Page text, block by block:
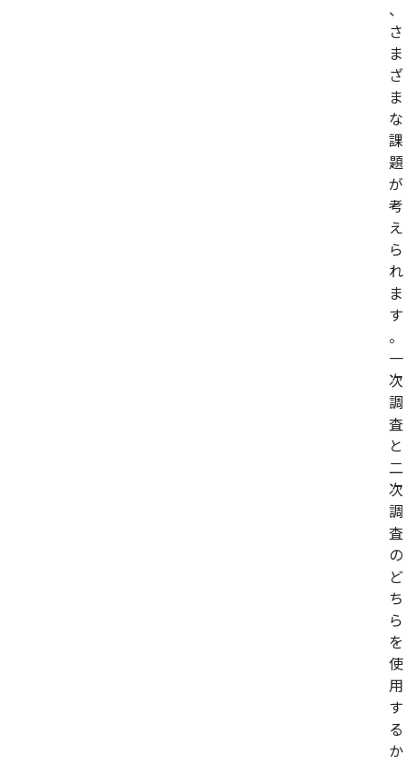
、
さ
ま
ざ
ま
な
課
題
が
考
え
ら
れ
ま
す
。
一
次
調
査
と
二
次
調
査
の
ど
ち
ら
を
使
用
す
る
か